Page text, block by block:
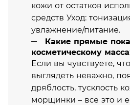
кожи от остатков
средств Уход:
увлажнение/питание.
Какие прямые
косметическому
Если вы чувствуете,
выглядеть неважно,
дряблость, тусклость
морщинки – все это и